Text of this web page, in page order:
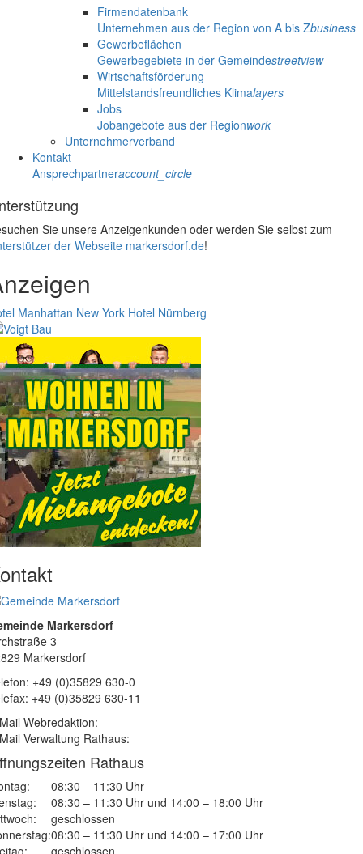
Firmendatenbank
Unternehmen aus der Region von A bis Zbusiness
Gewerbeflächen
Gewerbegebiete in der Gemeindestreetview
Wirtschaftsförderung
Mittelstandsfreundliches Klimalayers
Jobs
Jobangebote aus der Regionwork
Unternehmerverband
Kontakt
Ansprechpartneraccount_circle
Sie unsere Anzeigenkunden oder werden Sie selbst zum
der Webseite markersdorf.de!
Manhattan New York Hotel Nürnberg
Markersdorf
3
Markersdorf
+49 (0)35829 630-0
+49 (0)35829 630-11
Webredaktion:
Verwaltung Rathaus:
Rathaus
08:30 – 11:30 Uhr
08:30 – 11:30 Uhr und 14:00 – 18:00 Uhr
geschlossen
08:30 – 11:30 Uhr und 14:00 – 17:00 Uhr
geschlossen